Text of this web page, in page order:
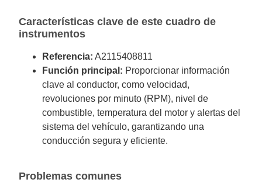
Características clave de este cuadro de
instrumentos
Referencia: A2115408811
Función principal: Proporcionar información
clave al conductor, como velocidad,
revoluciones por minuto (RPM), nivel de
combustible, temperatura del motor y alertas del
sistema del vehículo, garantizando una
conducción segura y eficiente.
Problemas comunes